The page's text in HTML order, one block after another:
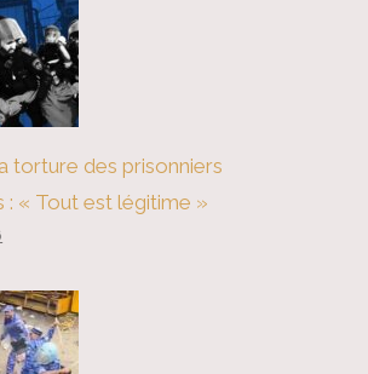
torture des prisonniers
: « Tout est légitime »